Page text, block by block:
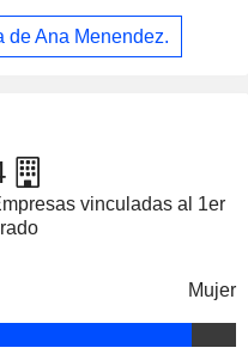
de Ana Menendez.
vinculadas al 1er
Mujer